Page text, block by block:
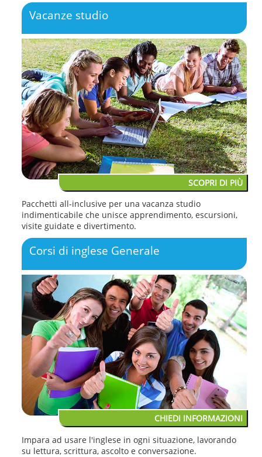
Vacanze studio
SCOPRI DI PIÙ
Pacchetti all-inclusive per una vacanza studio
indimenticabile che unisce apprendimento, escursioni,
visite guidate e divertimento.
Corsi di inglese Generale
CHIEDI INFORMAZIONI
Impara ad usare l'inglese in ogni situazione, lavorando
su lettura, scrittura, ascolto e conversazione.